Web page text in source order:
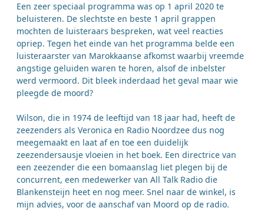
Een zeer speciaal programma was op 1 april 2020 te
beluisteren. De slechtste en beste 1 april grappen
mochten de luisteraars bespreken, wat veel reacties
opriep. Tegen het einde van het programma belde een
luisteraarster van Marokkaanse afkomst waarbij vreemde
angstige geluiden waren te horen, alsof de inbelster
werd vermoord. Dit bleek inderdaad het geval maar wie
pleegde de moord?
Wilson, die in 1974 de leeftijd van 18 jaar had, heeft de
zeezenders als Veronica en Radio Noordzee dus nog
meegemaakt en laat af en toe een duidelijk
zeezendersausje vloeien in het boek. Een directrice van
een zeezender die een bomaanslag liet plegen bij de
concurrent, een medewerker van All Talk Radio die
Blankensteijn heet en nog meer. Snel naar de winkel, is
mijn advies, voor de aanschaf van Moord op de radio.